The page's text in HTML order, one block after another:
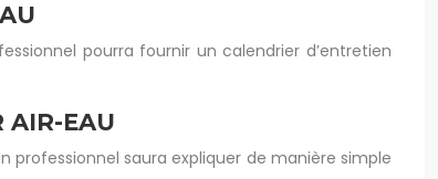
pourra fournir un calendrier d’entretien
AIR-EAU
professionnel saura expliquer de manière simple